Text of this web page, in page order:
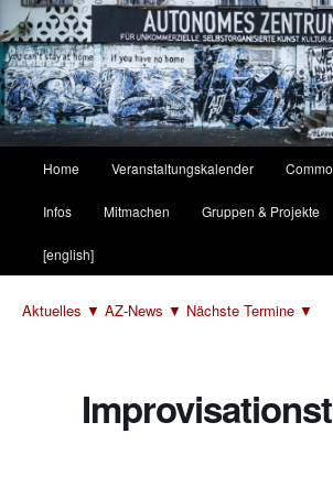
Zum
primären
Inhalt
springen
Zum
sekundären
Inhalt
springen
Home Veranstaltungskalender
Infos Mitmachen Gruppen & Projekte
[english]
Aktuelles ▼ AZ-News ▼ Nächste Termine ▼